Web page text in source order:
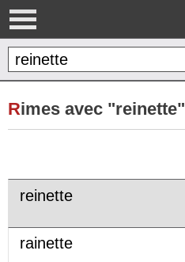
Rimes avec "reinette"
reinette
rainette